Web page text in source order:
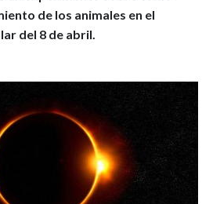
de los animales en el
del 8 de abril.